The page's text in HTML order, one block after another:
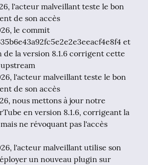
l'acteur malveillant teste le bon
de son accès
le commit
et
de la version 8.1.6 corrigent cette
l'acteur malveillant teste le bon
de son accès
nous mettons à jour notre
en version 8.1.6, corrigeant la
ne révoquant pas l'accès
l'acteur malveillant utilise son
un nouveau plugin sur